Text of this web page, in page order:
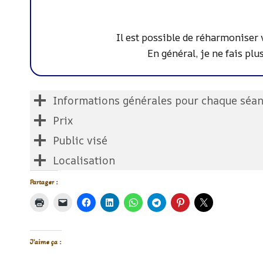
Il est possible de réharmoniser
En général, je ne fais
Informations générales pour chaque
Prix
Public visé
Localisation
Partager :
J’aime ça :